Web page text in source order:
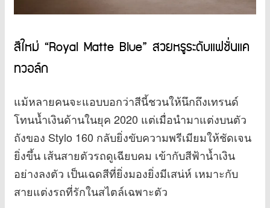
สีใหม่ “Royal Matte Blue” สวยหรูระดับแฟชั่นแค
ทวอล์ก
แม้หลายคนจะแอบบอกว่าสีนี้ชวนให้นึกถึงเทรนด์
โทนน้ำเงินด้านในยุค 2020 แต่เมื่อนำมาแต่งบนตัว
ถังของ Stylo 160 กลับยิ่งขับความพรีเมียมให้ชัดเจน
ยิ่งขึ้น เส้นสายตัวรถดูเฉียบคม เข้ากับสีฟ้าน้ำเงิน
อย่างลงตัว เป็นเฉดสีที่ยิ่งมองยิ่งมีเสน่ห์ เหมาะกับ
สายแต่งรถที่รักในสไตล์เฉพาะตัว